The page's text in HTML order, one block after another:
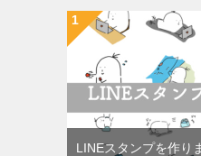
LINEスタンプを作り